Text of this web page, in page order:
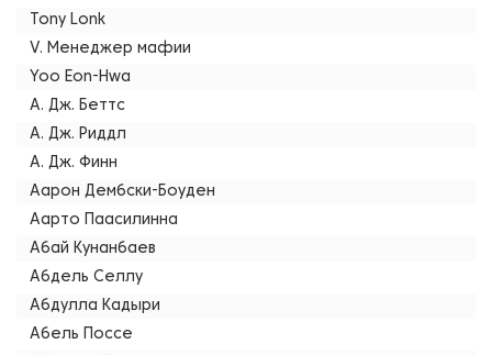
Tony Lonk
V. Менеджер мафии
Yoo Eon-Hwa
А. Дж. Беттс
А. Дж. Риддл
А. Дж. Финн
Аарон Дембски-Боуден
Аарто Паасилинна
Абай Кунанбаев
Абдель Селлу
Абдулла Кадыри
Абель Поссе